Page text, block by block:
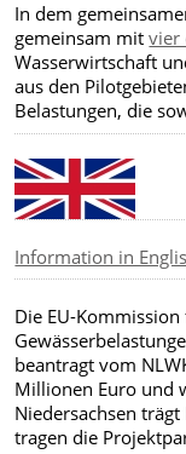
In dem
gemeinsam mitvier
Wasserwirtschaft
aus den
Belastungen, die
Information in
Die EU-
beantragt vom
Millionen Euro und
Niedersachsen
tragen die